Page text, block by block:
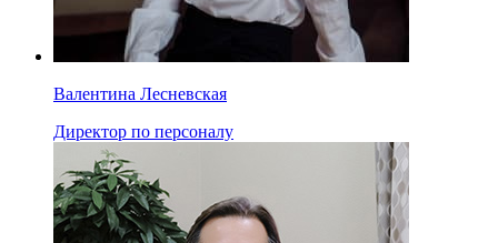
Валентина Лесневская
Директор по персоналу